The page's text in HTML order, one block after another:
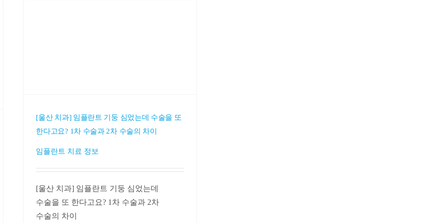
[울산 치과] 임플란트 기둥 심었는데 수술을 또
한다고요? 1차 수술과 2차 수술의 차이
임플란트 치료 정보
[울산 치과] 임플란트 기둥 심었는데
수술을 또 한다고요? 1차 수술과 2차
수술의 차이